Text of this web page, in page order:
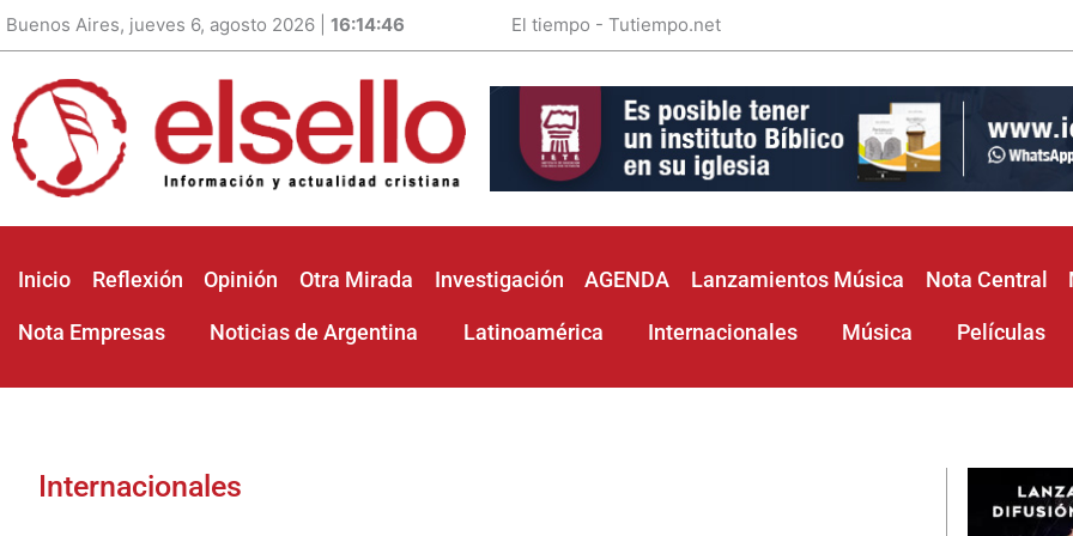
Buenos Aires, jueves 6, agosto 2026 | 16:14:47 El tiempo - Tutiempo.net
Inicio Reflexión Opinión Otra Mirada Investigación AGENDA Lanzamientos Música Nota Central
Nota Empresas Noticias de Argentina Latinoamérica Internacionales Música Películas
Internacionales